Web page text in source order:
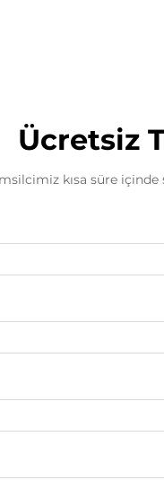
Ücretsiz
kısa süre